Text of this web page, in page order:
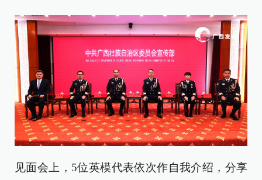
见面会上，5位英模代表依次作自我介绍，分享